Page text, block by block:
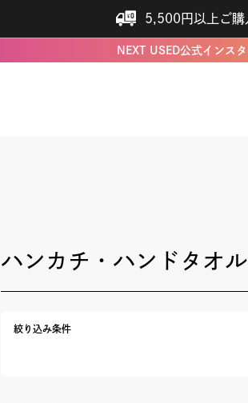
5,500円以上ご購
NEXT USED公式インス
ハンカチ・ハンドタオル
絞り込み条件